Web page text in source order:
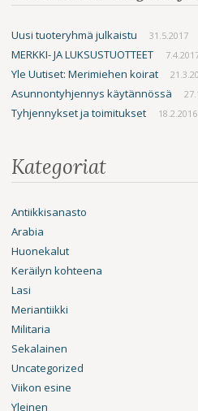
Uusi tuoteryhmä julkaistu 31.5.2017
MERKKI- JA LUKSUSTUOTTEET
Yle Uutiset: Merimiehen koirat
Asunnontyhjennys käytännössä
Tyhjennykset ja toimitukset 18.2.2016
Kategoriat
Antiikkisanasto
Arabia
Huonekalut
Keräilyn kohteena
Lasi
Meriantiikki
Militaria
Sekalainen
Uncategorized
Viikon esine
Yleinen